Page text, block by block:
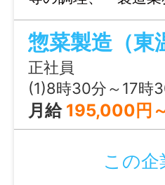
・試用期間中の労
・雇用期間の定め
・定年制：あり（60
・再雇用制度：あり
・固定残業代制：あ
基本給：195,490円
休日・休暇
週休二日制（隔週
※6ヶ月経過後の年
諸手当
資格取得補助あり
機内食として出荷
等のお仕事に就い
の方にも丁寧に指
給食施設向け商品
気に左 右されに
惣菜製造（東
正社員
(1)8時30分～17時
月給 195,000円
この